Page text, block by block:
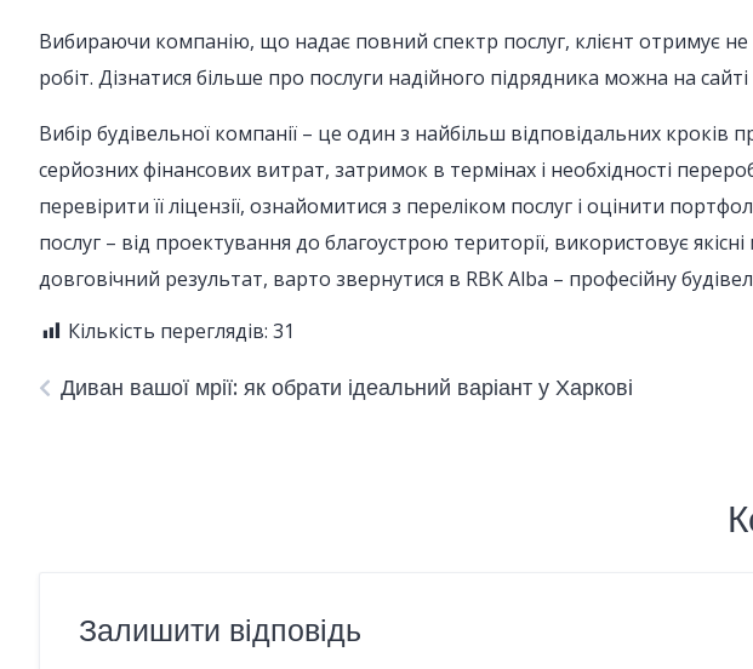
Вибираючи компанію, що надає повний спектр послуг, клієнт отримує не
робіт. Дізнатися більше про послуги надійного підрядника можна на сайті
Вибір будівельної компанії – це один з найбільш відповідальних
серйозних фінансових витрат, затримок в термінах і необхідності
перевірити її ліцензії, ознайомитися з переліком послуг і оцінити
послуг – від проектування до благоустрою території, використовує
довговічний результат, варто звернутися в RBK Alba – професійну
Кількість переглядів: 31
Диван вашої мрії: як обрати ідеальний варіант у Харкові
Залишити відповідь